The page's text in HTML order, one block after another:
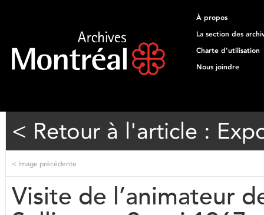
À propos
La section des
Charte d'utilisation
Nous joindre
< Retour à l'article :
< Image précédente
Visite de l’animateur